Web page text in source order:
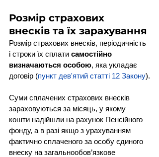
Розмір страхових
внесків та їх зарахування
Розмір страхових внесків, періодичність
і строки їх сплати самостійно
визначаються особою, яка укладає
договір (пункт дев'ятий статті 12 Закону).
Суми сплачених страхових внесків
зараховуються за місяць, у якому
кошти надійшли на рахунок Пенсійного
фонду, а в разі якщо з урахуванням
фактично сплаченого за особу єдиного
внеску на загальнообов’язкове